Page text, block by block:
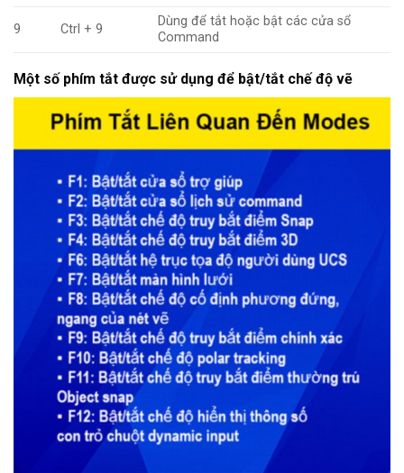
9 Ctrl + 9
Dùng để tắt hoặc bật các cửa sổ
Command
Một số phím tắt được sử dụng để bật/tắt chế độ vẽ